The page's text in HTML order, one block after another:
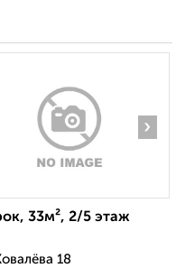
›
33м², 2/5 этаж
18